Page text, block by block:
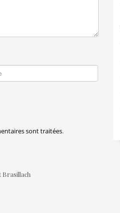
sont traitées.
Brasillach